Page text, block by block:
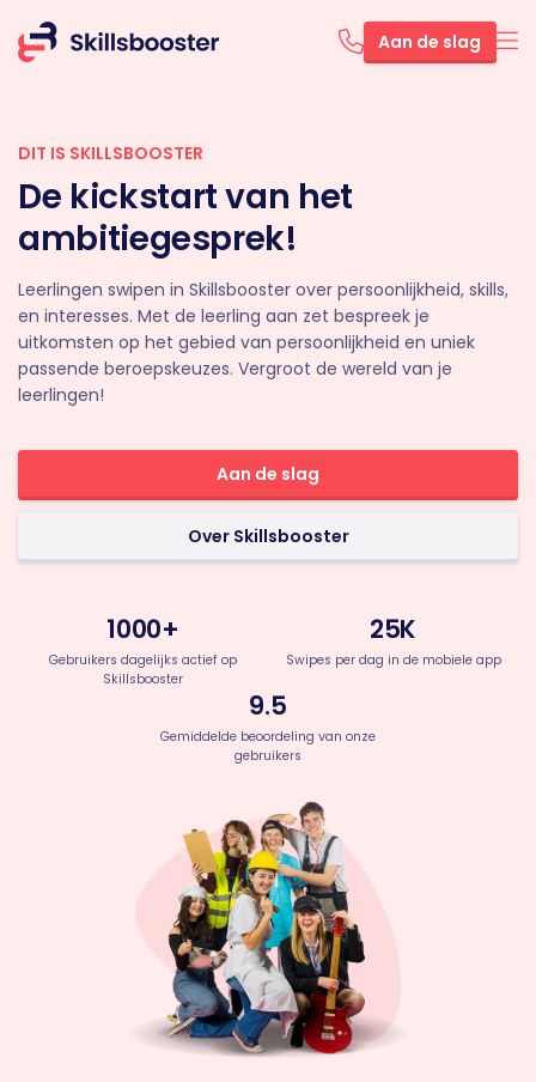
Aan de slag
DIT IS SKILLSBOOSTER
De kickstart van het
ambitiegesprek!
Leerlingen swipen in Skillsbooster over persoonlijkheid, skills,
en interesses. Met de leerling aan zet bespreek je
uitkomsten op het gebied van persoonlijkheid en uniek
passende beroepskeuzes. Vergroot de wereld van je
leerlingen!
Aan de slag
Over Skillsbooster
1000+
Gebruikers dagelijks actief op
Skillsbooster
25K
Swipes per dag in de mobiele app
9.5
Gemiddelde beoordeling van onze
gebruikers